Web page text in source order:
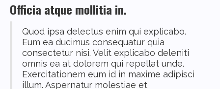
Officia atque mollitia in.
Quod ipsa delectus enim qui explicabo.
Eum ea ducimus consequatur quia
consectetur nisi. Velit explicabo deleniti
omnis ea at dolorem qui repellat unde.
Exercitationem eum id in maxime adipisci
illum. Aspernatur molestiae et